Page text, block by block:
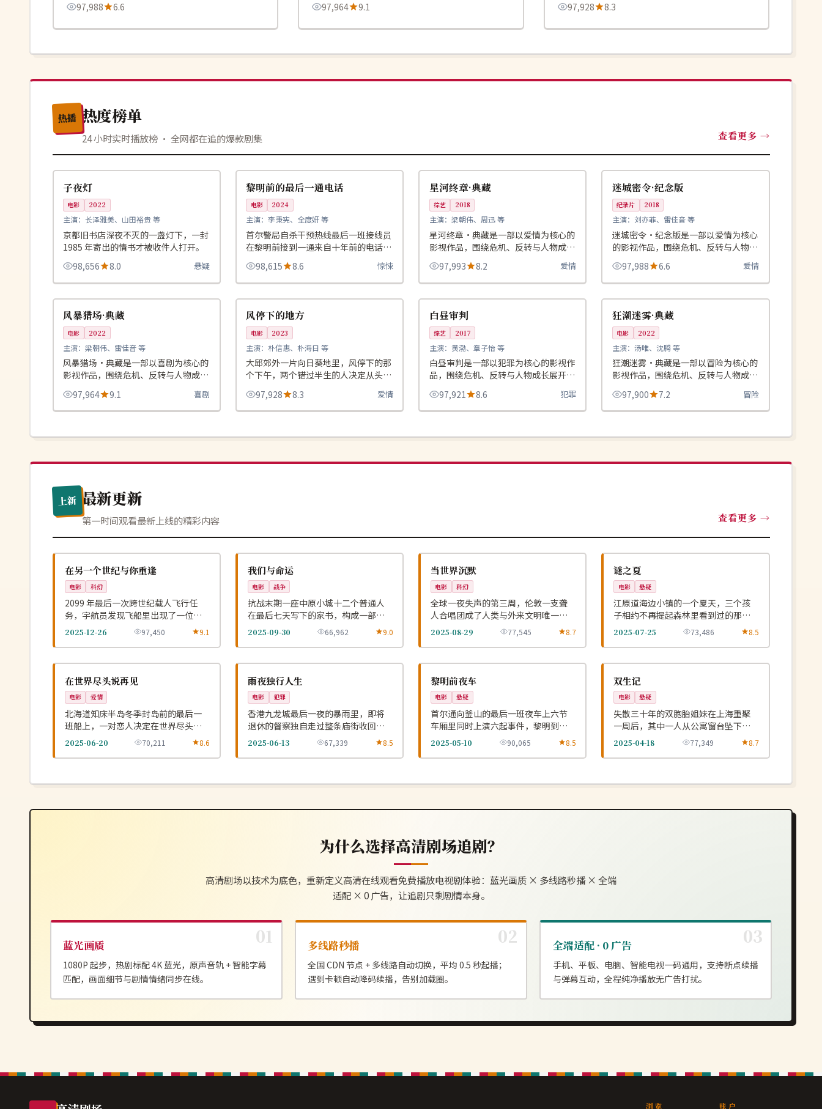
97,988
6.6
97,964
9.1 97,928 8.3
热播 热度榜单
24 小时实时播放榜 · 全网都在追的爆款剧集 查看更多
日本
子夜灯
电影 2022
主演： 长泽雅美、山田裕贵 等
京都旧书店深夜不灭的一盏灯下，一封
1985 年寄出的情书才被收件人打开。
98,656
8.0 悬疑
韩国
黎明前的最后一通电话
电影 2024
主演：李秉宪、全度妍 等
首尔警局自杀干预热线最后一班接线员
在黎明前接到一通来自十年前的电话，
对方说今晚还有人要死。
98,615 8.6 惊悚
韩国
星河终章·典藏
综艺 2018
主演： 梁朝伟、周迅 等
星河终章·典藏是一部以爱情为核心的
影视作品，围绕危机、反转与人物成长
展开，整体节奏紧凑，值得推荐观看。
97,993 8.2 爱情
中国
迷城密令·纪念版
纪录片 2018
主演： 刘亦菲、雷佳音 等
迷城密令·纪念版是一部以爱情为核心
的影视作品，围绕危机、反转与人物成
长展开，整体节奏紧凑，值得推荐观
看。97,988 6.6 爱情
中国
4K 99:48
风暴猎场·典藏
电影 2022
主演： 梁朝伟、雷佳音 等
风暴猎场·典藏是一部以喜剧为核心的
影视作品，围绕危机、反转与人物成长
展开，整体节奏紧凑，值得推荐观看。
97,964 9.1 喜剧
韩国
独播 99:51
风停下的地方
电影 2023
主演：朴信惠、朴海日 等
大邱郊外一片向日葵地里，风停下的那
个下午，两个错过半生的人决定从头说
97,928 8.3 爱情
英国
杜比 99:20
白昼审判
综艺 2017
主演： 黄渤、章子怡 等
白昼审判是一部以犯罪为核心的影视作
品，围绕危机、反转与人物成长展开，
整体节奏紧凑，值得推荐观看。
97,921 8.6 犯罪
美国
高分 99:36
狂潮迷雾·典藏
电影 2022
主演： 汤唯、沈腾 等
狂潮迷雾·典藏是一部以冒险为核心的
影视作品，围绕危机、反转与人物成长
展开，整体节奏紧凑，值得推荐观看。
97,900 7.2 冒险
上新 最新更新
第一时间观看最新上线的精彩内容 查看更多
美国
在另一个世纪与你重逢
电影 科幻
2099 年最后一次跨世纪载人飞行任
务，宇航员发现飞船里出现了一位本
应在 1999 年死去的旅伴。
2025-12-26 97,450 9.1
中国
我们与命运
电影 战争
抗战末期一座中原小城十二个普通人
在最后七天写下的家书，构成一部沉
默的胜利日记。
2025-09-30 66,962 9.0
英国
当世界沉默
电影 科幻
全球一夜失声的第三周，伦敦一支聋
人合唱团成了人类与外来文明唯一的
翻译。
2025-08-29 77,545 8.7
韩国
谜之夏
电影 悬疑
江原道海边小镇的一个夏天，三个孩
子相约不再提起森林里看到过的那个
秘密。
2025-07-25 73,486 8.5
日本
在世界尽头说再见
电影 爱情
北海道知床半岛冬季封岛前的最后一
班船上，一对恋人决定在世界尽头补
办没能说出口的告别。
2025-06-20 70,211 8.6
中国
雨夜独行人生
电影 犯罪
香港九龙城最后一夜的暴雨里，即将
退休的督察独自走过整条庙街收回七
桩没破的旧案。
2025-06-13 67,339 8.5
韩国
黎明前夜车
电影 悬疑
首尔通向釜山的最后一班夜车上六节
车厢里同时上演六起事件，黎明到达
时只剩一个乘客。
2025-05-10 90,065 8.5
中国
双生记
电影 悬疑
失散三十年的双胞胎姐妹在上海重聚
一周后，其中一人从公寓窗台坠下而
无人目击。
2025-04-18 77,349 8.7
为什么选择高清剧场追剧？
高清剧场以技术为底色，重新定义高清在线观看免费播放电视剧体验：蓝光画质 × 多线路秒播 × 全端
适配 × 0 广告，让追剧只剩剧情本身。
蓝光画质
1080P 起步，热剧标配 4K 蓝光，原声音轨 + 智能字幕
匹配，画面细节与剧情情绪同步在线。
多线路秒播
全国 CDN 节点 + 多线路自动切换，平均 0.5 秒起播；
遇到卡顿自动降码续播，告别加载圈。
全端适配 · 0 广告
手机、平板、电脑、智能电视一码通用，支持断点续播
与弹幕互动，全程纯净播放无广告打扰。
浏览 账户